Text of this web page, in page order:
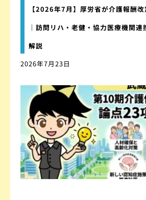
【2026年7月】厚労省が介護報酬
｜訪問リハ・老健・協力医療機関
解説
2026年7月23日